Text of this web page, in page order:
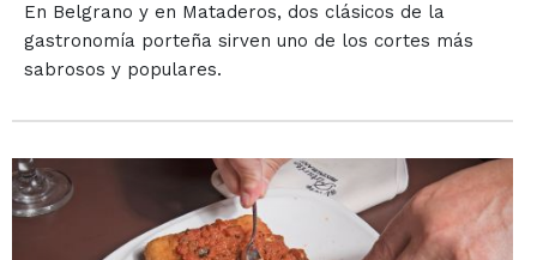
En Belgrano y en Mataderos, dos clásicos de la
gastronomía porteña sirven uno de los cortes más
sabrosos y populares.